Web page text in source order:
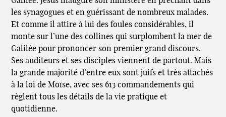
les synagogues et en guérissant de nombreux malades.
Et comme il attire à lui des foules considérables, il
monte sur l’une des collines qui surplombent la mer de
Galilée pour prononcer son premier grand discours.
Ses auditeurs et ses disciples viennent de partout. Mais
la grande majorité d’entre eux sont juifs et très attachés
à la loi de Moïse, avec ses 613 commandements qui
règlent tous les détails de la vie pratique et
quotidienne.